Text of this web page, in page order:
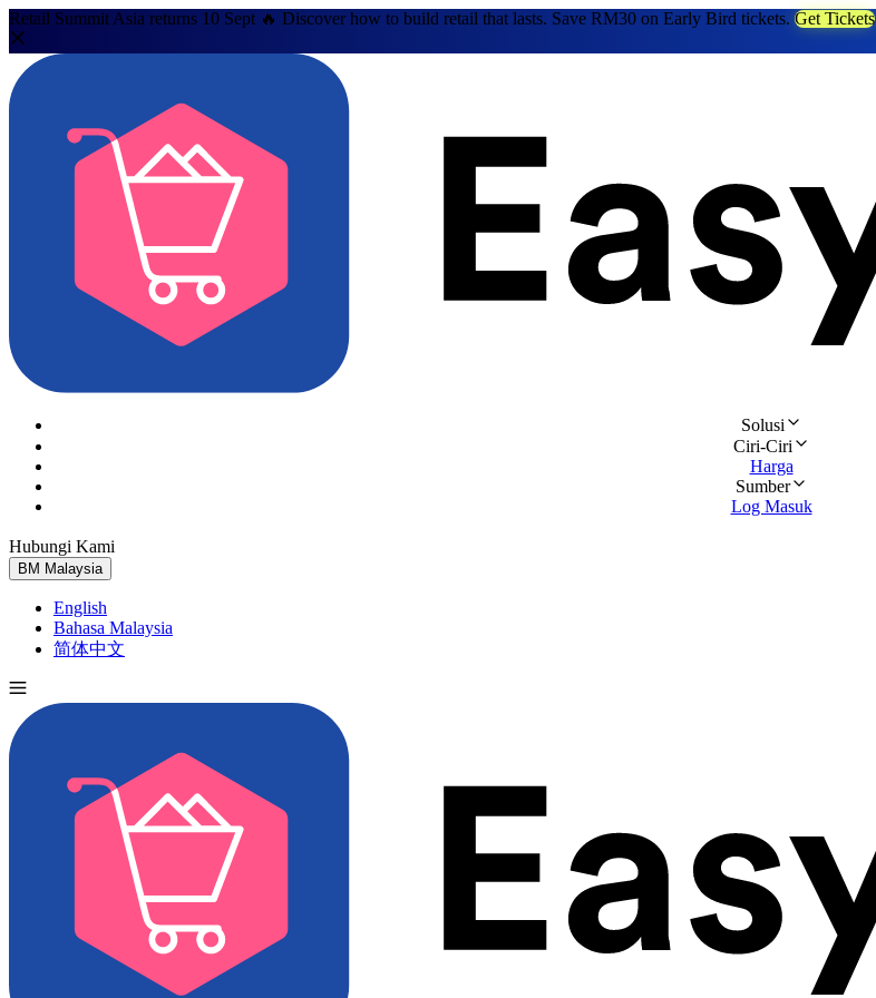
Retail Summit Asia returns 10 Sept 🔥 Discover how to build retail that lasts. Save RM30 on Early Bird tickets. Get Tickets
Solusi
Ciri-Ciri
Harga
Sumber
Log Masuk
Hubungi Kami
BM Malaysia
English
Bahasa Malaysia
简体中文